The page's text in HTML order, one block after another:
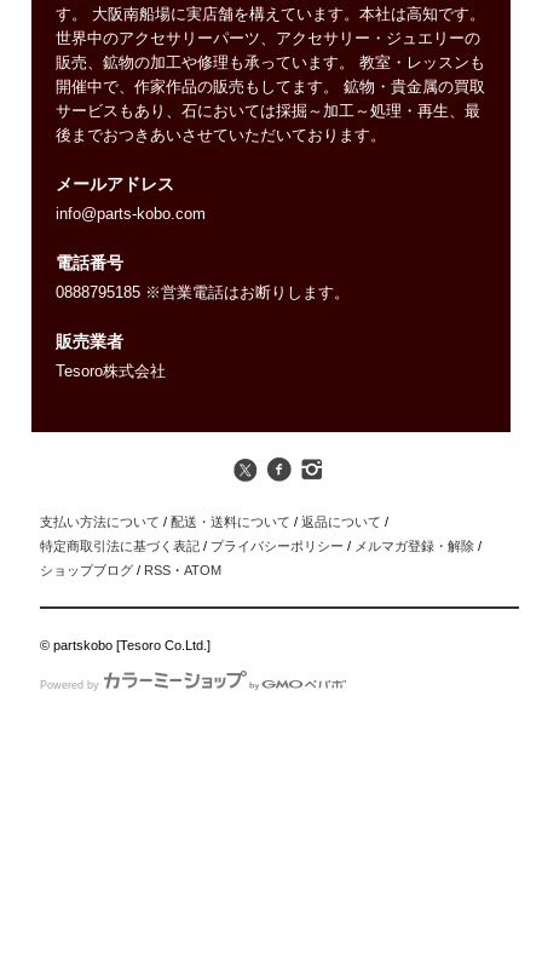
す。 大阪南船場に実店舗を構えています。本社は高知です。
世界中のアクセサリーパーツ、アクセサリー・ジュエリーの
販売、鉱物の加工や修理も承っています。 教室・レッスンも
開催中で、作家作品の販売もしてます。 鉱物・貴金属の買取
サービスもあり、石においては採掘～加工～処理・再生、最
後までおつきあいさせていただいております。
メールアドレス
info@parts-kobo.com
電話番号
0888795185 ※営業電話はお断りします。
販売業者
Tesoro株式会社
支払い方法について / 配送・送料について / 返品について /
特定商取引法に基づく表記 / プライバシーポリシー / メルマガ登録・解除 /
ショップブログ / RSS ・ATOM
© partskobo [Tesoro Co.Ltd.]
Powered by